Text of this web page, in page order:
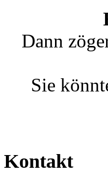
Dann
Sie
Kontakt